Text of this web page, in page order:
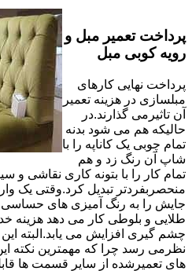
پرداخت تعمیر مبل و
رویه کوبی مبل
پرداخت نهایی کارهای
مبلسازی در هزینه تعمیر
آن تاثیرمی گذارند.در
حالیکه هم می شود بدنه
تمام چوبی یک کاناپه را با
شاپ آن رنگ زد و هم
تمام کار را با بتونه کاری نقاشی و
منحصربفردتر تبدیل کرد.وقتی یک
جایش را به رنگ آمیزی های
طلایی و بلوطی کار می دهد هزینه
چشم گیری افزایش می یابد.البته
نظرمی رسد چرا که مهمترین نکته
های تعمیرشده از سایر قسمت ها